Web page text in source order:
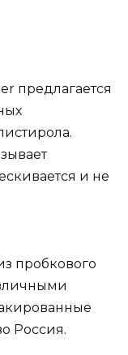
предлагается
и не
пробкового
Россия.